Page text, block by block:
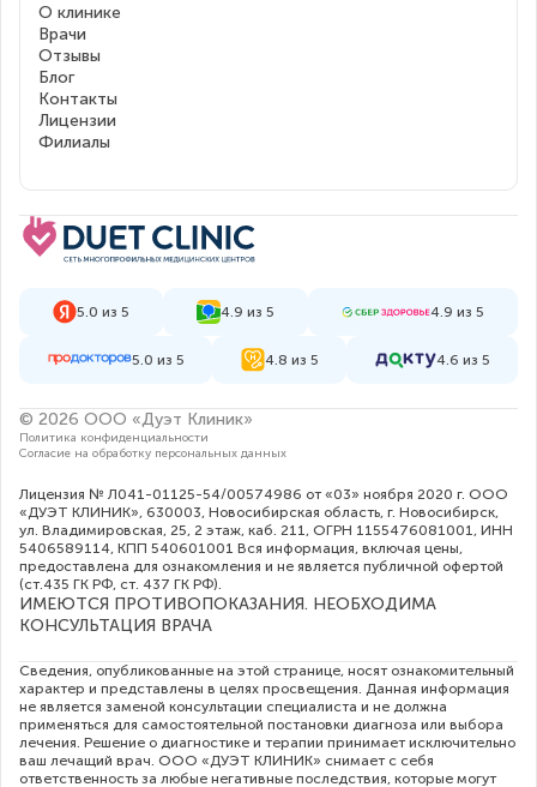
О клинике
Врачи
Отзывы
Блог
Контакты
Лицензии
Филиалы
5.0 из 5 4.9 из 5 4.9 из 5
5.0 из 5 4.8 из 5 4.6 из 5
© 2026 ООО «Дуэт Клиник»
Политика конфиденциальности
Согласие на обработку персональных данных
Лицензия № Л041-01125-54/00574986 от «03» ноября 2020 г. ООО
«ДУЭТ КЛИНИК», 630003, Новосибирская область, г. Новосибирск,
ул. Владимировская, 25, 2 этаж, каб. 211, ОГРН 1155476081001, ИНН
5406589114, КПП 540601001 Вся информация, включая цены,
предоставлена для ознакомления и не является публичной офертой
(ст.435 ГК РФ, cт. 437 ГК РФ).
ИМЕЮТСЯ ПРОТИВОПОКАЗАНИЯ. НЕОБХОДИМА
КОНСУЛЬТАЦИЯ ВРАЧА
Сведения, опубликованные на этой странице, носят ознакомительный
характер и представлены в целях просвещения. Данная информация
не является заменой консультации специалиста и не должна
применяться для самостоятельной постановки диагноза или выбора
лечения. Решение о диагностике и терапии принимает исключительно
ваш лечащий врач. ООО «ДУЭТ КЛИНИК» снимает с себя
ответственность за любые негативные последствия, которые могут